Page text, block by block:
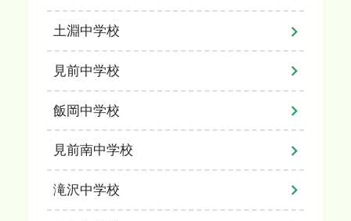
土淵中学校
見前中学校
飯岡中学校
見前南中学校
滝沢中学校